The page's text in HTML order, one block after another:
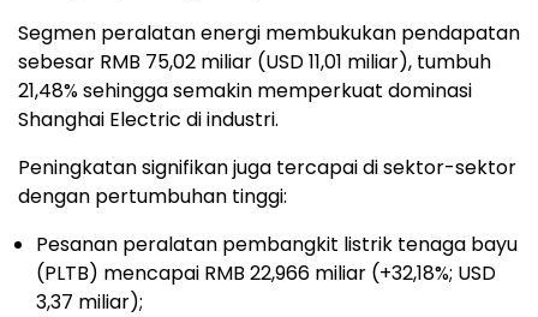
Segmen peralatan energi membukukan pendapatan
sebesar RMB 75,02 miliar (USD 11,01 miliar), tumbuh
21,48% sehingga semakin memperkuat dominasi
Shanghai Electric di industri.
Peningkatan signifikan juga tercapai di sektor-sektor
dengan pertumbuhan tinggi:
Pesanan peralatan pembangkit listrik tenaga bayu
(PLTB) mencapai RMB 22,966 miliar (+32,18%; USD
3,37 miliar);